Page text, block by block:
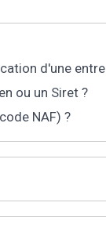
d'une
ou un Siret ?
NAF) ?